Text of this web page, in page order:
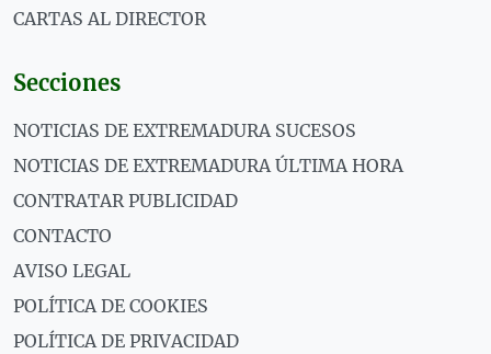
CARTAS AL DIRECTOR
Secciones
NOTICIAS DE EXTREMADURA SUCESOS
NOTICIAS DE EXTREMADURA ÚLTIMA HORA
CONTRATAR PUBLICIDAD
CONTACTO
AVISO LEGAL
POLÍTICA DE COOKIES
POLÍTICA DE PRIVACIDAD